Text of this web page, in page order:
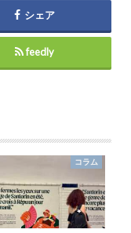
シェア
feedly
コラム